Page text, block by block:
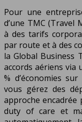
Pour une
d’une TMC (Travel
à des tarifs
par route et à des
la Global Business
accords aériens via
% d’économies
vous gérez des
approche encadrée
duty of care et